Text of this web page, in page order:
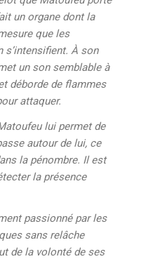
un organe dont la
que les
s’intensifient. À son
un son semblable à
déborde de flammes
attaquer.
lui permet de
autour de lui, ce
la pénombre. Il est
la présence
passionné par les
sans relâche
de la volonté de ses